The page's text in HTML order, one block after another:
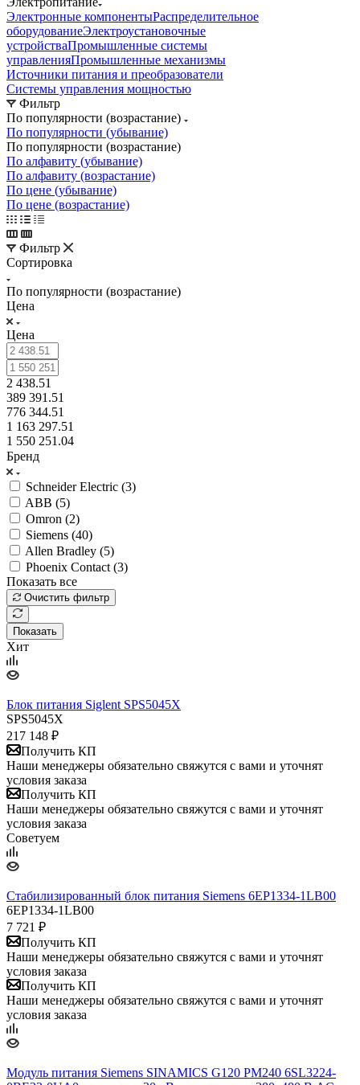
Электронные компонентыРаспределительное
оборудованиеЭлектроустановочные
устройстваПромышленные системы
управленияПромышленные механизмы
Источники питания и преобразователи
Системы управления мощностью
Фильтр
По популярности (возрастание)
По популярности (убывание)
По популярности (возрастание)
По алфавиту (убывание)
По алфавиту (возрастание)
По цене (убывание)
По цене (возрастание)
Фильтр
Сортировка
По популярности (возрастание)
Цена
Цена
2 438.51
389 391.51
776 344.51
1 163 297.51
1 550 251.04
Бренд
Schneider Electric (3)
ABB (5)
Omron (2)
Siemens (40)
Allen Bradley (5)
Phoenix Contact (3)
Показать все
Очистить фильтр
Показать
Хит
Блок питания Siglent SPS5045X
SPS5045X
217 148 ₽
Получить КП
Наши менеджеры обязательно свяжутся с вами и уточнят
условия заказа
Получить КП
Наши менеджеры обязательно свяжутся с вами и уточнят
условия заказа
Советуем
Стабилизированный блок питания Siemens 6EP1334-1LB00
6EP1334-1LB00
7 721 ₽
Получить КП
Наши менеджеры обязательно свяжутся с вами и уточнят
условия заказа
Получить КП
Наши менеджеры обязательно свяжутся с вами и уточнят
условия заказа
Модуль питания Siemens SINAMICS G120 PM240 6SL3224-